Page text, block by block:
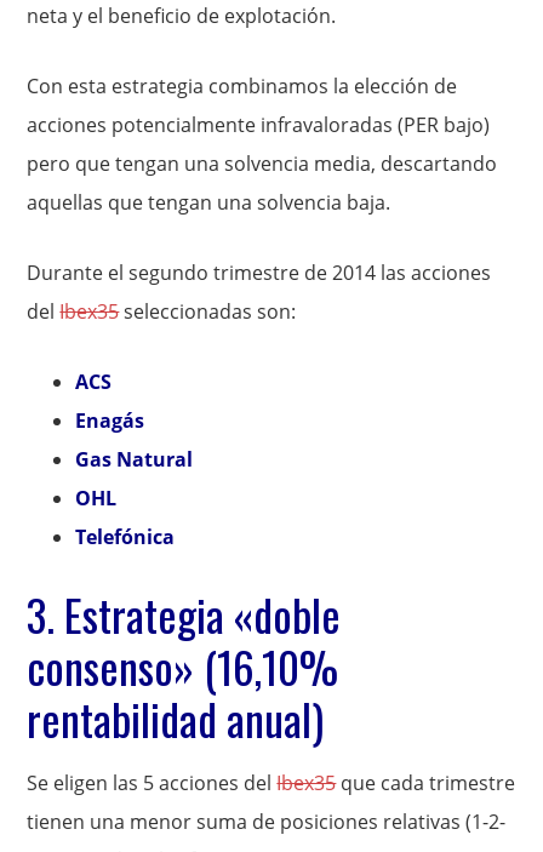
neta y el beneficio de explotación.
Con esta estrategia combinamos la elección de
acciones potencialmente infravaloradas (PER bajo)
pero que tengan una solvencia media, descartando
aquellas que tengan una solvencia baja.
Durante el segundo trimestre de 2014 las acciones
delIbex35seleccionadas son:
ACS
Enagás
Gas Natural
OHL
Telefónica
3. Estrategia «doble
consenso» (16,10%
rentabilidad anual)
Se eligen las 5 acciones delIbex35que cada trimestre
tienen una menor suma de posiciones relativas (1-2-